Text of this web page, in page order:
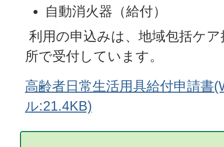
自動消火器（給付）
利用の申込みは、地域包括ケ
所で受付しています。
高齢者日常生活用具給付申請書
ル:21.4KB)